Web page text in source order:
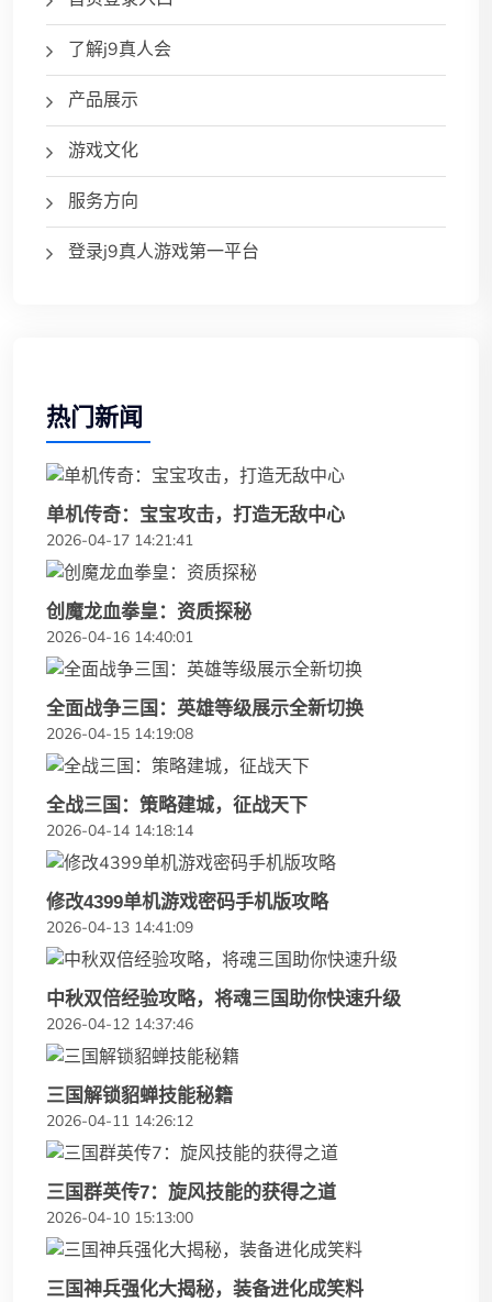
了解j9真人会
产品展示
游戏文化
服务方向
登录j9真人游戏第一平台
热门新闻
单机传奇：宝宝攻击，打造无敌中心
2026-04-17 14:21:41
创魔龙血拳皇：资质探秘
2026-04-16 14:40:01
全面战争三国：英雄等级展示全新切换
2026-04-15 14:19:08
全战三国：策略建城，征战天下
2026-04-14 14:18:14
修改4399单机游戏密码手机版攻略
2026-04-13 14:41:09
中秋双倍经验攻略，将魂三国助你快速升级
2026-04-12 14:37:46
三国解锁貂蝉技能秘籍
2026-04-11 14:26:12
三国群英传7：旋风技能的获得之道
2026-04-10 15:13:00
三国神兵强化大揭秘，装备进化成笑料